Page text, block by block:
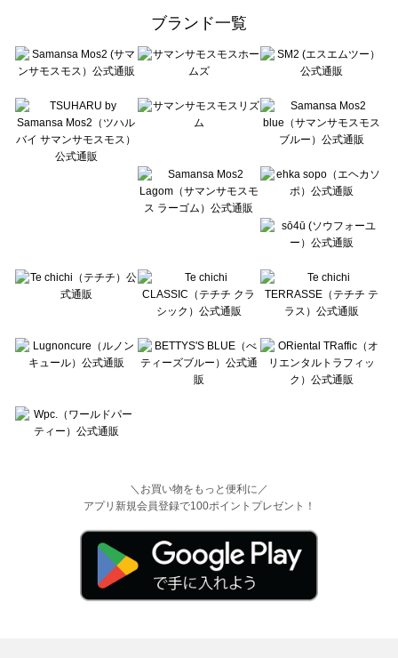
sō4ū（ソウフォーユー）のカットソー一覧
Te chichi（テチチ）のカットソー一覧
Te chichi CLASSIC（テチチ クラシック）のカットソー一覧
Lugnoncure（ルノンキュール）のカットソー一覧
BETTY'S BLUE（べティーズブルー）のカットソー一覧
Wpc.（ワールドパーティー）のカットソー一覧
ブランド一覧
＼お買い物をもっと便利に／
アプリ新規会員登録で100ポイントプレゼント！